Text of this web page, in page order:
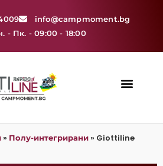
info@campmoment.bg
- Пк. - 09:00 - 18:00
» Полу-интегрирани » Giottiline